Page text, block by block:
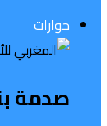
حوارات
صدمة